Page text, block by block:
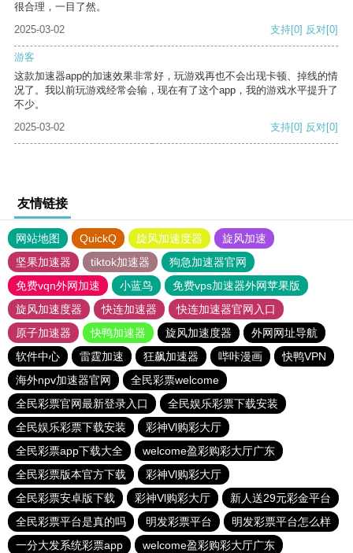
很合理，一目了然。
2025-03-02
支持[0] 反对[0]
游客
这款加速器app的加速效果非常好，玩游戏再也不会出现卡顿、掉线的情
况了。我以前玩游戏经常会输，现在有了这个app，我的游戏水平提升了
不少。
2025-03-02
支持[0] 反对[0]
友情链接
网站地图 QuickQ 旋风加速度器
旋风加速
坚果加速器
tiktok加速器
狗急加速器官网
免费vqn外网加速
小蓝鸟
免费vps加速器外网苹果版
旋风加速度器
快连加速器
快连加速器官网入口
原子加速器
快鸭加速器 旋风加速度器
外网网址导航
软件中心
雷霆加速 狂飙加速器 哔咔漫画
快鸭VPN
海外npv加速器官网
全民彩票welcome
全民彩票官网最新登录入口
全民娱乐彩票下载安装
全民娱乐彩票下载安装
彩神Vl购彩大厅
全民彩票app下载大全
welcome盈彩购彩大厅广东
全民彩票版本官方下载
彩神Vl购彩大厅
全民彩票安卓版下载
彩神Vl购彩大厅
新人送29元彩金平台
全民彩票平台是真的吗
明发彩票平台
明发彩票平台怎么样
一分大发系统彩票app
welcome盈彩购彩大厅广东